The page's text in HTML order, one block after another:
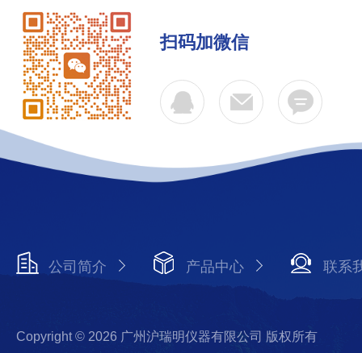
扫码加微信
公司简介 产品中心 联系
Copyright © 2026 广州沪瑞明仪器有限公司 版权所有